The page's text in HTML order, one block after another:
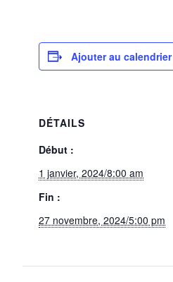
Ajouter au calendrier
DÉTAILS
Début :
1 janvier, 2024/8:00 am
Fin :
27 novembre, 2024/5:00 pm